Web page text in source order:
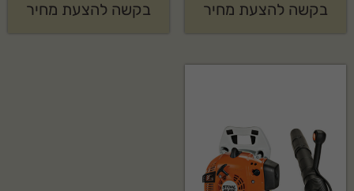
בקשה להצעת מחיר בקשה להצעת מחיר